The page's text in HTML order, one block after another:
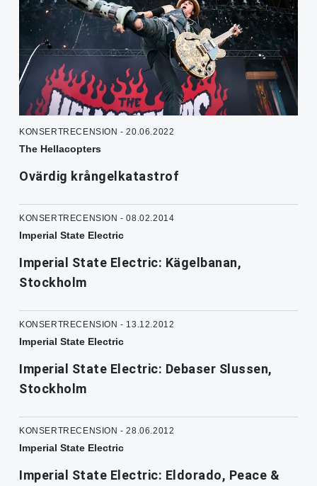
KONSERTRECENSION - 20.06.2022
The Hellacopters
Ovärdig krångelkatastrof
KONSERTRECENSION - 08.02.2014
Imperial State Electric
Imperial State Electric: Kägelbanan,
Stockholm
KONSERTRECENSION - 13.12.2012
Imperial State Electric
Imperial State Electric: Debaser Slussen,
Stockholm
KONSERTRECENSION - 28.06.2012
Imperial State Electric
Imperial State Electric: Eldorado, Peace &